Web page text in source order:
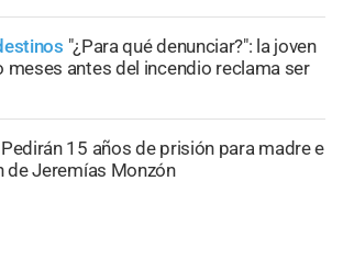
"¿Para qué denunciar?": la joven
meses antes del incendio reclama ser
Pedirán 15 años de prisión para madre e
de Jeremías Monzón